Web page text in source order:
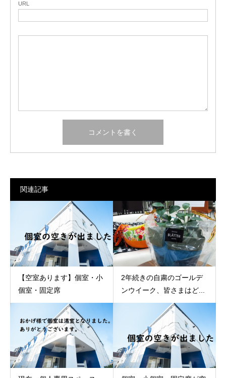
URL
関連記事
【空室あります】個室・小
個室・固定席
2年続きの自粛のゴールデ
ンウイーク、皆さまはど...